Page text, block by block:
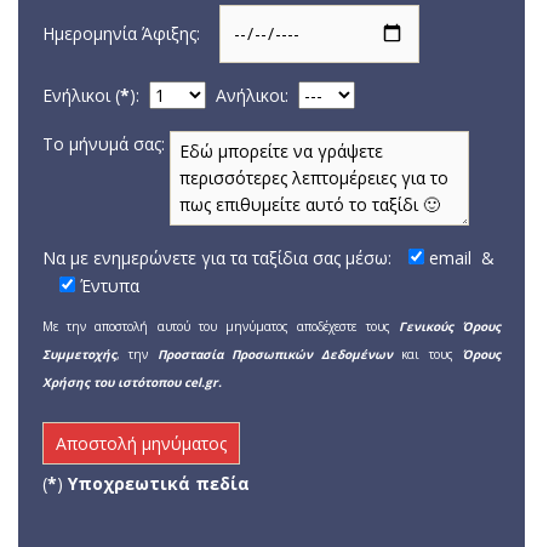
Ημερομηνία Άφιξης:
Ενήλικοι (*): Aνήλικοι:
Το μήνυμά σας:
Να με ενημερώνετε για τα ταξίδια σας μέσω: email &
Έντυπα
Με την αποστολή αυτού του μηνύματος αποδέχεστε τους Γενικούς Όρους
Συμμετοχής, την Προστασία Προσωπικών Δεδομένωνκαι τους Όρους
Χρήσης του ιστότοπου cel.gr.
(*) Υποχρεωτικά πεδία